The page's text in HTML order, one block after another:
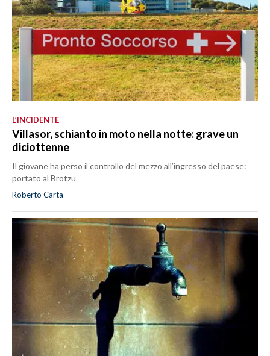
L’INCIDENTE
Villasor, schianto in moto nella notte: grave un
diciottenne
Il giovane ha perso il controllo del mezzo all’ingresso del paese:
portato al Brotzu
Roberto Carta